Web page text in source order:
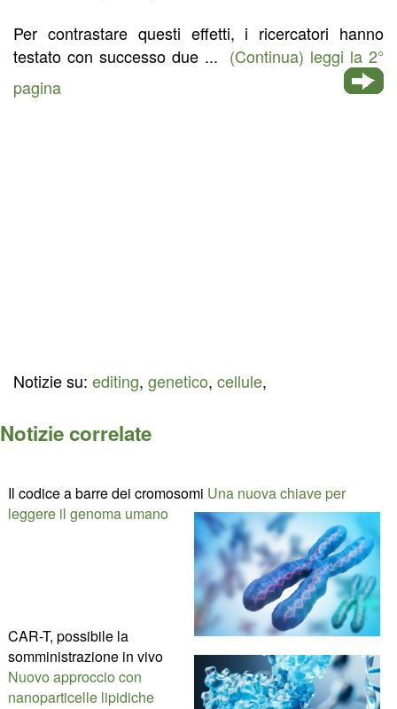
Per contrastare questi effetti, i ricercatori hanno
testato con successo due ... (Continua) leggi la 2°
pagina
Notizie su: editing, genetico, cellule,
Notizie correlate
Il codice a barre dei cromosomi Una nuova chiave per
leggere il genoma umano
CAR-T, possibile la
somministrazione in vivo
Nuovo approccio con
nanoparticelle lipidiche